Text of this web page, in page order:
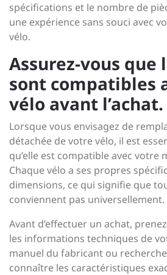
spécifications et le nombre de
une expérience sans souci avec
vélo.
Assurez-vous que
sont compatibles
vélo avant l’achat.
Lorsque vous envisagez de
détachée de votre vélo, il est
qu’elle est compatible avec votre
Chaque vélo a ses propres
dimensions, ce qui signifie que
conviennent pas universellement.
Avant d’effectuer un achat,
les informations techniques de
manuel du fabricant ou
connaître les caractéristiques